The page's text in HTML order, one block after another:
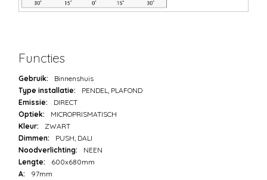
Functies
Gebruik:
Binnenshuis
Type installatie:
PENDEL, PLAFOND
Emissie:
DIRECT
Optiek:
MICROPRISMATISCH
Kleur:
ZWART
Dimmen:
PUSH, DALI
Noodverlichting:
NEEN
Lengte:
600x680mm
A:
97mm